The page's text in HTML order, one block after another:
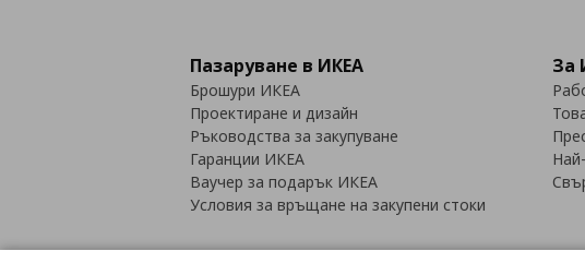
Пазаруване в ИКЕА
Брошури ИКЕА
Проектиране и дизайн
Ръководства за закупуване
Гаранции ИКЕА
Ваучер за подарък ИКЕА
Условия за връщане на закупени стоки
За